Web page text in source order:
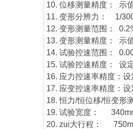
10. 位移测量精度： 示
11. 变形分辨力： 1/
12. 变形测量范围：
13. 变形测量精度： 示
14. 试验控速范围：
15. 试验控速精度： 设
16. 应力控速率精度：
17. 应变控速率精度：
18. 恒力/恒位移/恒变形
19. 试验宽度：
20. zui大行程：